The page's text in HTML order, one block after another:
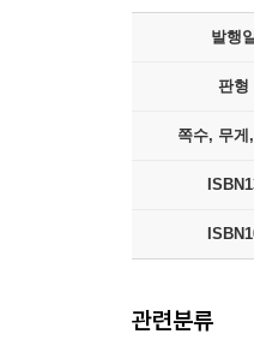
발행
판형
쪽수, 무게,
관련분류